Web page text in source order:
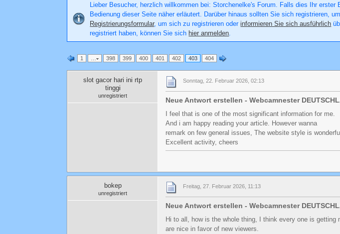
Lieber Besucher, herzlich willkommen bei: Storchenelke's Forum. Falls dies Ihr
Bedienung dieser Seite näher erläutert. Darüber hinaus sollten Sie sich registrieren,
Registrierungsformular, um sich zu registrieren oderinformieren Sie sich ausführlich
registriert haben, können Sie sich hier anmelden.
1 … 398 399 400 401 402 403 404
slot gacor hari ini rtp
tinggi
unregistriert
Sonntag, 22. Februar 2026, 02:13
Neue Antwort erstellen - Webcamnester
I feel that is one of the most significant information for me.
And i am happy reading your article. However wanna
remark on few general issues, The website style is
Excellent activity, cheers
bokep
unregistriert
Freitag, 27. Februar 2026, 11:13
Neue Antwort erstellen - Webcamnester
Hi to all, how is the whole thing, I think every one is getting
are nice in favor of new viewers.